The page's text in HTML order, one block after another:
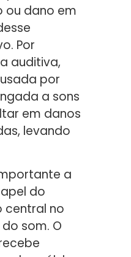
ou dano em
Por
auditiva,
por
a sons
em danos
levando
a
do
central no
som. O